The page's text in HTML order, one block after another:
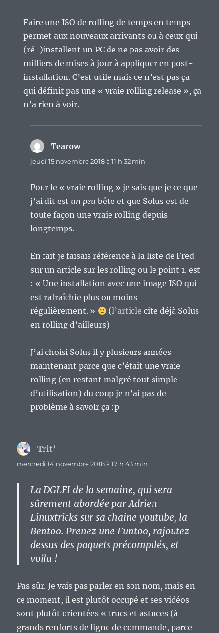
Faire une ISO de rolling de temps en temps
permet aux nouveaux arrivants ou à ceux qui
(ré-)installent un PC de ne pas avoir des
milliers de mises à jour à appliquer en post-
installation. C’est utile mais ce n’est pas ça
qui définit pas une « vraie rolling release », ça
n’a rien à voir.
Tearowdit :
jeudi 15 novembre 2018 à 11 h 32 min
Pour le « vraie rolling » je sais que je ce que
j’ai dit est un peubête et que Solus est de
toute façon une vraie rolling depuis
longtemps.
En fait je faisais référence à la liste de Fred
sur un article sur les rolling ou le point 1. est
: « Une installation avec une image ISO qui
est rafraîchie plus ou moins
régulièrement. »
(l’article cite déjà Solus
en rolling d’ailleurs)
J’ai choisi Solus il y plusieurs années
maintenant parce que c’était une vraie
rolling (en restant malgré tout simple
d’utilisation) du coup je n’ai pas de
problème à savoir ça :p
Trit’
mercredi 14 novembre 2018 à 17 h 43 min
La DGLFI de la semaine, qui sera
sûrement abordée par Adrien
Linuxtricks sur sa chaine youtube, la
Bentoo. Prenez une Funtoo, rajoutez
dessus des paquets précompilés, et
voila !
Pas sûr. Je vais pas parler en son nom, mais en
ce moment, il est plutôt occupé et ses vidéos
sont plutôt orientées « trucs et astuces (à
grands renforts de ligne de commande, parce